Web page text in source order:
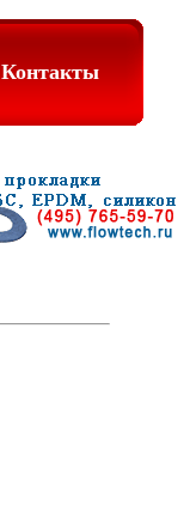
Контакты